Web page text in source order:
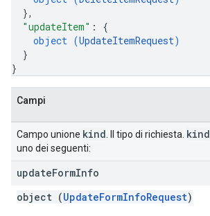
},
"updateItem" : {
object (UpdateItemRequest)
}
}
Campi
Campo unione kind . Il tipo di richiesta. kind
uno dei seguenti:
updateFormInfo
object (UpdateFormInfoRequest)